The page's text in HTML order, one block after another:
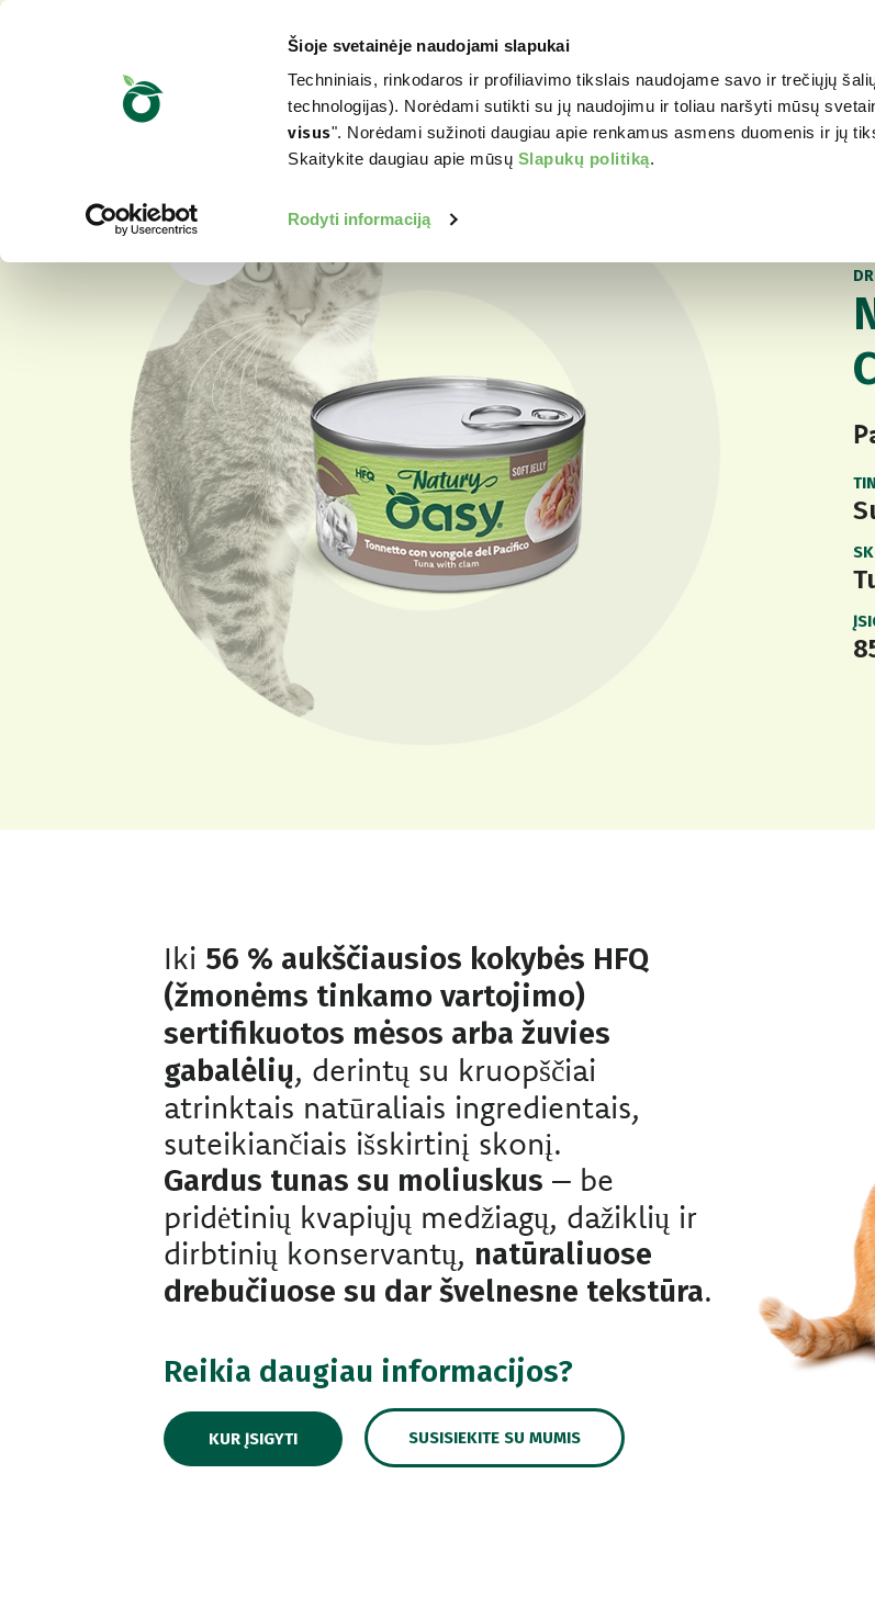
Šioje svetainėje naudojami slapukai
Techniniais, rinkodaros ir profiliavimo tikslais naudojame savo ir trečiųjų
technologijas). Norėdami sutikti su jų naudojimu ir toliau naršyti mūsų
visus". Norėdami sužinoti daugiau apie renkamus asmens duomenis ir jų
Skaitykite daugiau apie mūsų Slapukų politiką.
Rodyti informaciją
WORLD OF
Iki 56 % aukščiausios kokybės HFQ
(žmonėms tinkamo vartojimo)
sertifikuotos mėsos arba žuvies
gabalėlių, derintų su kruopščiai
atrinktais natūraliais ingredientais,
suteikiančiais išskirtinį skonį.
Gardus tunas su moliuskus – be
pridėtinių kvapiųjų medžiagų, dažiklių ir
dirbtinių konservantų, natūraliuose
drebučiuose su dar švelnesne tekstūra.
Reikia daugiau informacijos?
KUR ĮSIGYTI SUSISIEKITE SU MUMIS